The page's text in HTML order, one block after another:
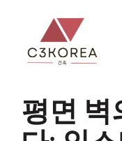
평면 벽